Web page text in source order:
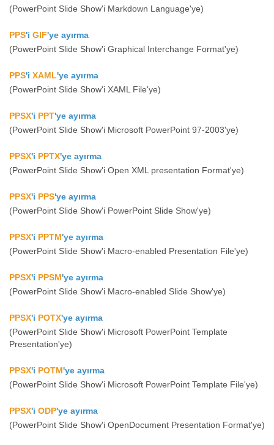
(PowerPoint Slide Show'i Markdown Language'ye)
PPS'i GIF'ye ayırma
(PowerPoint Slide Show'i Graphical Interchange Format'ye)
PPS'i XAML'ye ayırma
(PowerPoint Slide Show'i XAML File'ye)
PPSX'i PPT'ye ayırma
(PowerPoint Slide Show'i Microsoft PowerPoint 97-2003'ye)
PPSX'i PPTX'ye ayırma
(PowerPoint Slide Show'i Open XML presentation Format'ye)
PPSX'i PPS'ye ayırma
(PowerPoint Slide Show'i PowerPoint Slide Show'ye)
PPSX'i PPTM'ye ayırma
(PowerPoint Slide Show'i Macro-enabled Presentation File'ye)
PPSX'i PPSM'ye ayırma
(PowerPoint Slide Show'i Macro-enabled Slide Show'ye)
PPSX'i POTX'ye ayırma
(PowerPoint Slide Show'i Microsoft PowerPoint Template
Presentation'ye)
PPSX'i POTM'ye ayırma
(PowerPoint Slide Show'i Microsoft PowerPoint Template File'ye)
PPSX'i ODP'ye ayırma
(PowerPoint Slide Show'i OpenDocument Presentation Format'ye)